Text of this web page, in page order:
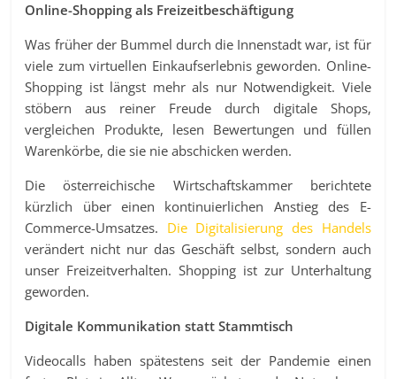
Online-Shopping als Freizeitbeschäftigung
Was früher der Bummel durch die Innenstadt war, ist für
viele zum virtuellen Einkaufserlebnis geworden. Online-
Shopping ist längst mehr als nur Notwendigkeit. Viele
stöbern aus reiner Freude durch digitale Shops,
vergleichen Produkte, lesen Bewertungen und füllen
Warenkörbe, die sie nie abschicken werden.
Die österreichische Wirtschaftskammer berichtete
kürzlich über einen kontinuierlichen Anstieg des E-
Commerce-Umsatzes. Die Digitalisierung des Handels
verändert nicht nur das Geschäft selbst, sondern auch
unser Freizeitverhalten. Shopping ist zur Unterhaltung
geworden.
Digitale Kommunikation statt Stammtisch
Videocalls haben spätestens seit der Pandemie einen